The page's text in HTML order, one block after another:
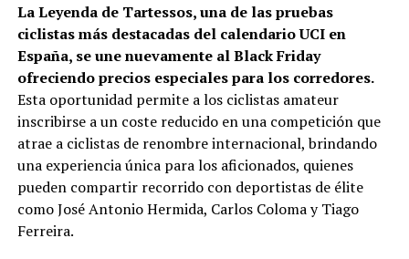
La Leyenda de Tartessos, una de las pruebas
ciclistas más destacadas del calendario UCI en
España, se une nuevamente al Black Friday
ofreciendo precios especiales para los corredores.
Esta oportunidad permite a los ciclistas amateur
inscribirse a un coste reducido en una competición que
atrae a ciclistas de renombre internacional, brindando
una experiencia única para los aficionados, quienes
pueden compartir recorrido con deportistas de élite
como José Antonio Hermida, Carlos Coloma y Tiago
Ferreira.